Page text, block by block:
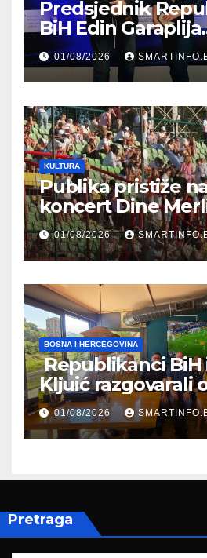
Predsjednik
BiH Edin Garaplija
prisustvovao
Federalnog sajma
zapošljavanja
01/08/2026
KULTURA
Publika pristiže
koncert Dine
Koševu
01/08/2026
BOSNA I HERCEGOVINA
Republikanci BiH
Kljuić razgovarali
evropskom putu
Hercegovine
01/08/2026
Pretraga